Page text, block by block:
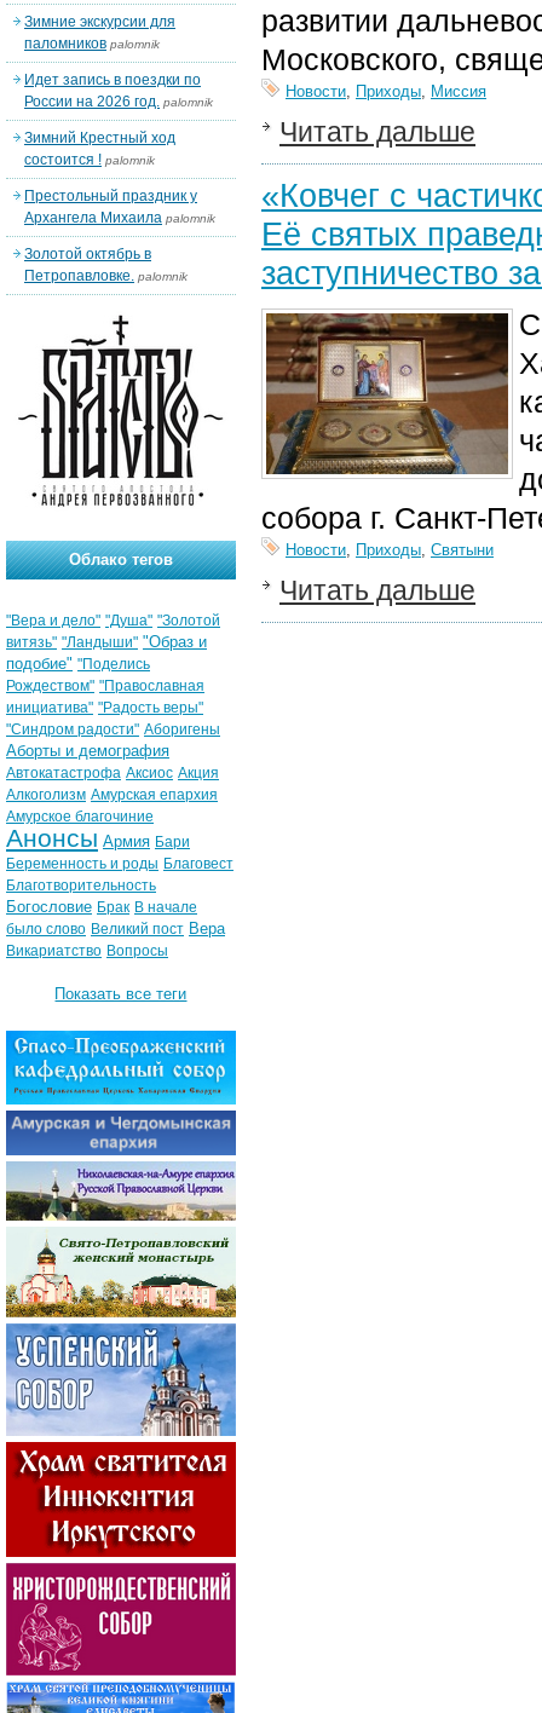
развитии
Московского,
Новости, Приходы, Миссия
Читать дальше
«Ковчег с
Её святых
заступничество
собора г. Санкт-
Новости, Приходы, Святыни
Читать дальше
Зимние экскурсии для
паломников palomnik
Идет запись в поездки по
России на 2026 год. palomnik
Зимний Крестный ход
состоится ! palomnik
Престольный праздник у
Архангела Михаила palomnik
Золотой октябрь в
Петропавловке. palomnik
Облако тегов
"Вера и дело" "Душа" "Золотой
витязь" "Ландыши" "Образ и
подобие" "Поделись
Рождеством" "Православная
инициатива" "Радость веры"
"Синдром радости" Аборигены
Аборты и демография
Автокатастрофа Аксиос Акция
Алкоголизм Амурская епархия
Амурское благочиние
Анонсы Армия Бари
Беременность и роды Благовест
Благотворительность
Богословие Брак В начале
было слово Великий пост Вера
Викариатство Вопросы
Показать все теги